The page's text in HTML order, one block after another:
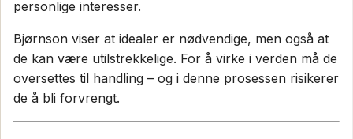
personlige interesser.
Bjørnson viser at idealer er nødvendige, men også at
de kan være utilstrekkelige. For å virke i verden må de
oversettes til handling – og i denne prosessen risikerer
de å bli forvrengt.